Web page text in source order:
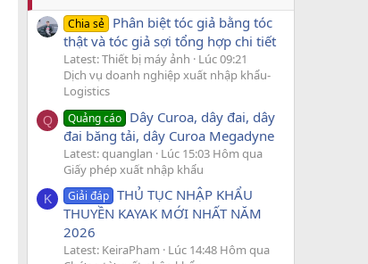
Chia sẻ Phân biệt tóc giả bằng tóc
thật và tóc giả sợi tổng hợp chi tiết
Latest: Thiết bị máy ảnh
Lúc 09:21
Dịch vụ doanh nghiệp xuất nhập khẩu-
Logistics
Q Quảng cáo Dây Curoa, dây đai, dây
đai băng tải, dây Curoa Megadyne
Latest: quanglan
Lúc 15:03 Hôm qua
Giấy phép xuất nhập khẩu
K Giải đáp THỦ TỤC NHẬP KHẨU
THUYỀN KAYAK MỚI NHẤT NĂM
2026
Latest: KeiraPham
Lúc 14:48 Hôm qua